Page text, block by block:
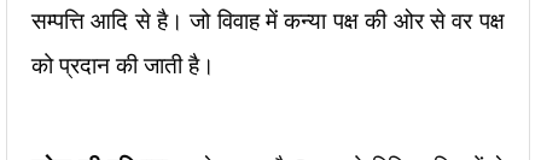
सम्पत्ति आदि से है। जो विवाह में कन्या पक्ष की ओर से वर पक्ष
को प्रदान की जाती है।